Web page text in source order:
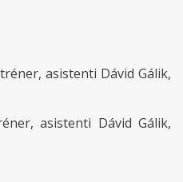
asistenti Dávid Gálik,
asistenti Dávid Gálik,